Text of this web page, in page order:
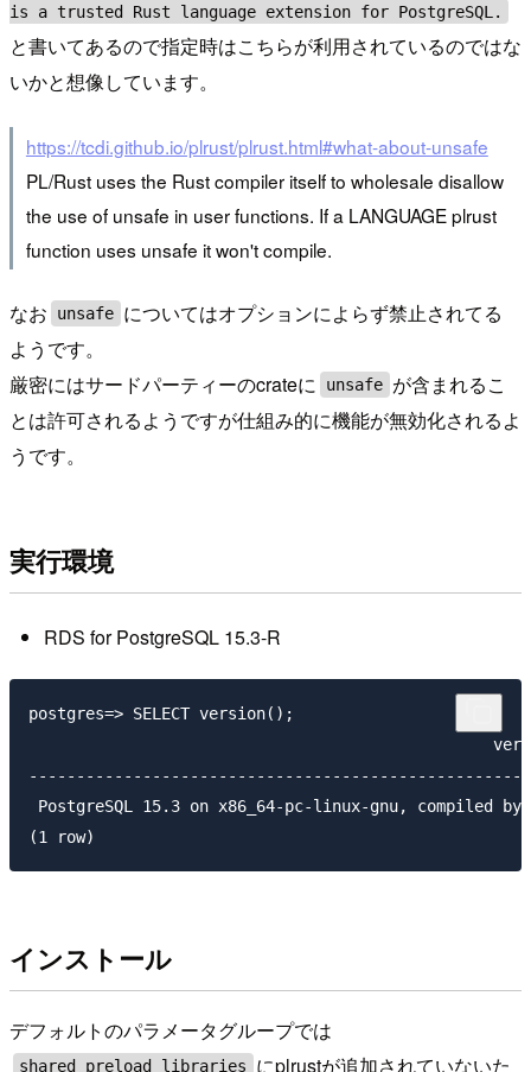
is a trusted Rust language extension for PostgreSQL.
と書いてあるので指定時はこちらが利用されているのではな
いかと想像しています。
https://tcdi.github.io/plrust/plrust.html#what-about-unsafe
PL/Rust uses the Rust compiler itself to wholesale disallow
the use of unsafe in user functions. If a LANGUAGE plrust
function uses unsafe it won't compile.
なお unsafe についてはオプションによらず禁止されてる
ようです。
厳密にはサードパーティーのcrateに
unsafe が含まれるこ
とは許可されるようですが仕組み的に機能が無効化されるよ
うです。
実行環境
RDS for PostgreSQL 15.3-R
postgres=> SELECT version();
PostgreSQL 15.3 on x86_64-pc-linux-gnu, compiled
インストール
デフォルトのパラメータグループでは
shared_preload_libraries にplrustが追加されていないた